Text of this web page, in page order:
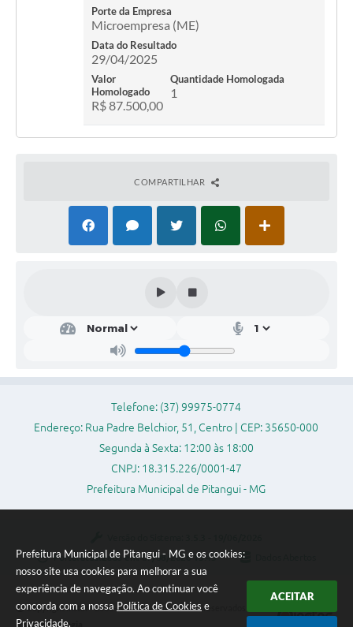
Prefeitura Municipal de Pitangui - MG e os cookies:
nosso site usa cookies para melhorar a sua
experiência de navegação. Ao continuar você
concorda com a nossa Política de Cookies e
Privacidade.
ACEITAR
Diário Oficial
Porte da Empresa
Microempresa (ME)
Data do Resultado
29/04/2025
Valor
Homologado
R$ 87.500,00
Quantidade Homologada
1
COMPARTILHAR
Telefone: (37) 99975-0774
Endereço: Rua Padre Belchior, 51, Centro | CEP: 35650-000
Segunda à Sexta: 12:00 às 18:00
CNPJ: 18.315.226/0001-47
Prefeitura Municipal de Pitangui - MG
Portal atualizado em:07/08/2026 15:43
Copyright Instar - 2006-2026. Todos os direitos reservados -
Instar Tecnologia